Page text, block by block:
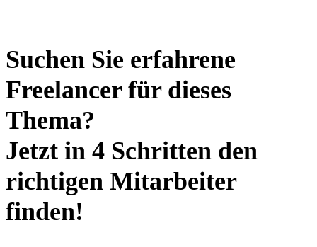
Suchen Sie erfahrene
Freelancer für dieses
Thema?
Jetzt in 4 Schritten den
richtigen Mitarbeiter
finden!